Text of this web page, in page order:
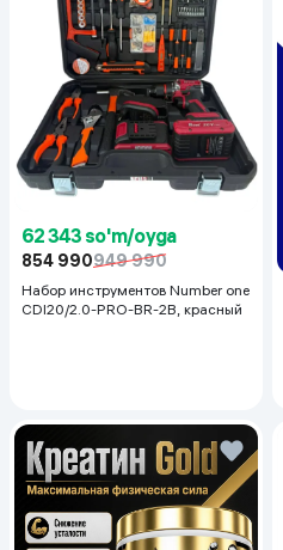
62 343 so'm/oyga
854 990949 990
Набор инструментов Number one
CDI20/2.0-PRO-BR-2B, красный